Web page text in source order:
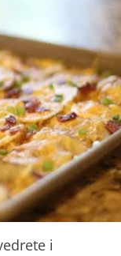
i